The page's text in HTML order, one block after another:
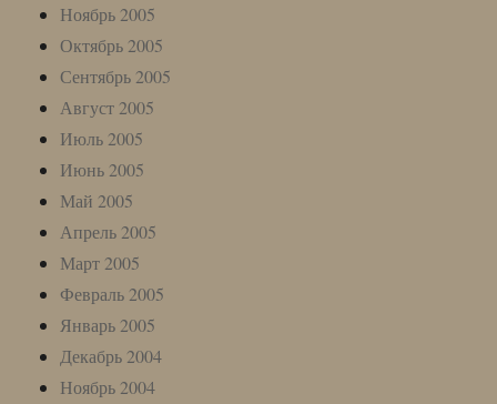
Ноябрь 2005
Октябрь 2005
Сентябрь 2005
Август 2005
Июль 2005
Июнь 2005
Май 2005
Апрель 2005
Март 2005
Февраль 2005
Январь 2005
Декабрь 2004
Ноябрь 2004